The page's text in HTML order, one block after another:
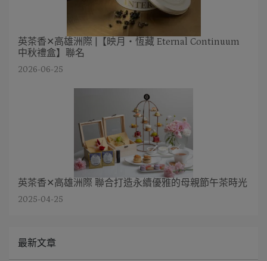
英茶香✕高雄洲際 |【映月・恆藏 Eternal Continuum
中秋禮盒】聯名
2026-06-25
英茶香✕高雄洲際 聯合打造永續優雅的母親節午茶時光
2025-04-25
最新文章